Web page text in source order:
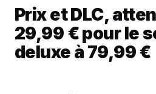
Prix et DLC,
29,99 € pour le
deluxe à 79,99 €